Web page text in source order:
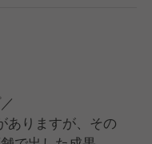
ありますが、その